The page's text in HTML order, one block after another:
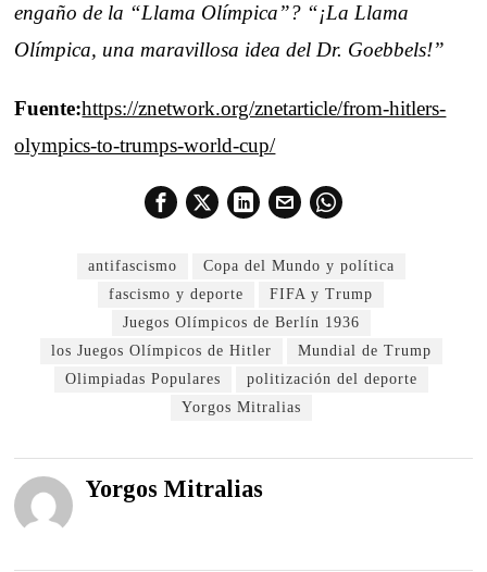
engaño de la “Llama Olímpica”? “¡La Llama
Olímpica, una maravillosa idea del Dr. Goebbels!”
Fuente:https://znetwork.org/znetarticle/from-hitlers-
olympics-to-trumps-world-cup/
antifascismo
Copa del Mundo y política
fascismo y deporte
FIFA y Trump
Juegos Olímpicos de Berlín 1936
los Juegos Olímpicos de Hitler
Mundial de Trump
Olimpiadas Populares
politización del deporte
Yorgos Mitralias
Yorgos Mitralias